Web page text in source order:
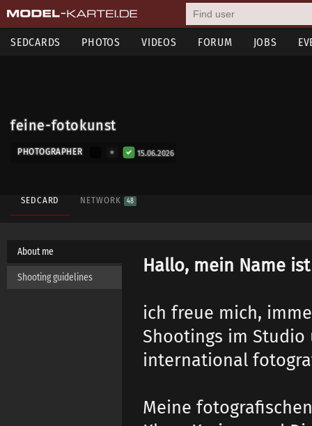
SEDCARDS PHOTOS VIDEOS FORUM JOBS
feine-fotokunst
PHOTOGRAPHER 15.06.2026
SEDCARD NETWORK 48
About me
Shooting guidelines
Hallo, mein Name
ich freue mich,
Shootings im
international
Meine